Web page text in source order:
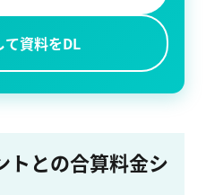
て資料をDL
トとの合算料金シ